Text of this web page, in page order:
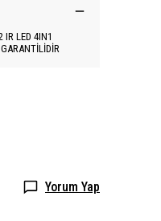
IR LED 4IN1
Yorum Yap